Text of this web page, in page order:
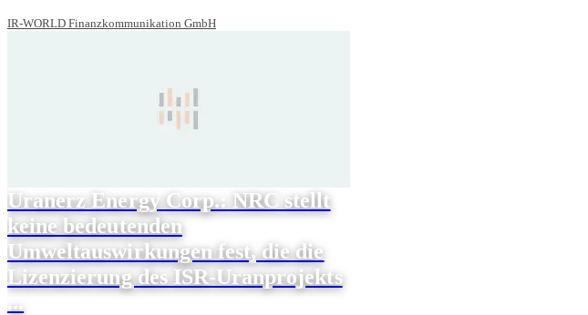
IR-WORLD Finanzkommunikation GmbH
Uranerz Energy Corp.: NRC stellt
keine bedeutenden
Umweltauswirkungen fest, die die
Lizenzierung des ISR-Uranprojekts
...